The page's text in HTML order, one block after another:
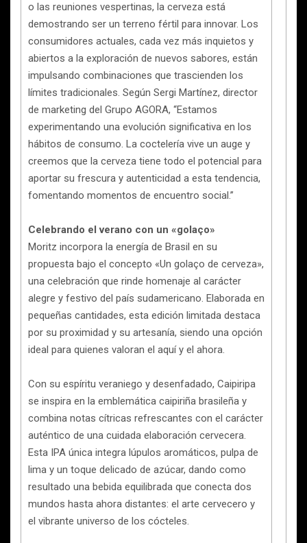
o las reuniones vespertinas, la cerveza está
demostrando ser un terreno fértil para innovar. Los
consumidores actuales, cada vez más inquietos y
abiertos a la exploración de nuevos sabores, están
impulsando combinaciones que trascienden los
límites tradicionales. Según Sergi Martínez, director
de marketing del Grupo AGORA, “Estamos
experimentando una evolución significativa en los
hábitos de consumo. La coctelería vive un auge y
creemos que la cerveza tiene todo el potencial para
aportar su frescura y autenticidad a esta tendencia,
fomentando momentos de encuentro social.”
Celebrando el verano con un «golaço»
Moritz incorpora la energía de Brasil en su
propuesta bajo el concepto «Un golaço de cerveza»,
una celebración que rinde homenaje al carácter
alegre y festivo del país sudamericano. Elaborada en
pequeñas cantidades, esta edición limitada destaca
por su proximidad y su artesanía, siendo una opción
ideal para quienes valoran el aquí y el ahora.
Con su espíritu veraniego y desenfadado, Caipiripa
se inspira en la emblemática caipiriña brasileña y
combina notas cítricas refrescantes con el carácter
auténtico de una cuidada elaboración cervecera.
Esta IPA única integra lúpulos aromáticos, pulpa de
lima y un toque delicado de azúcar, dando como
resultado una bebida equilibrada que conecta dos
mundos hasta ahora distantes: el arte cervecero y
el vibrante universo de los cócteles.